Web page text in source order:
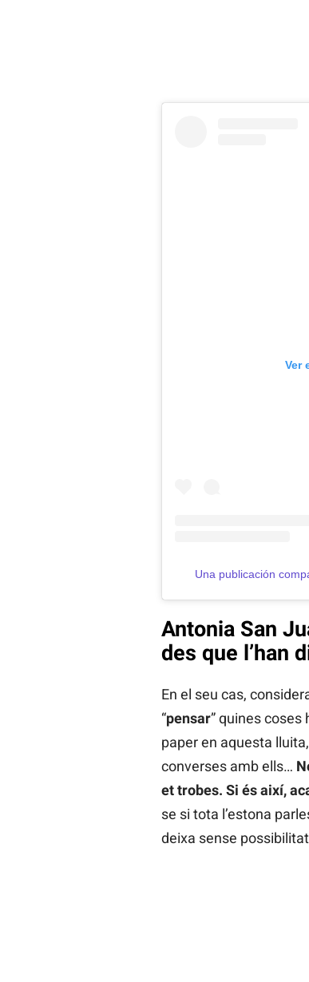
Ver
Una publicación
Antonia San
des que l’han
En el seu cas,
“pensar” quines coses
paper en aquesta
converses amb ells…
et trobes. Si és així,
se si tota l’estona
deixa sense